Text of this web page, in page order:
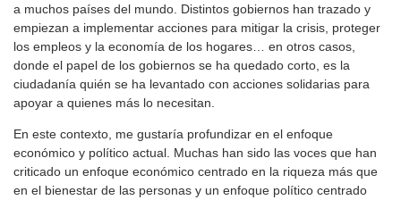
a muchos países del mundo. Distintos gobiernos han trazado y
empiezan a implementar acciones para mitigar la crisis, proteger
los empleos y la economía de los hogares… en otros casos,
donde el papel de los gobiernos se ha quedado corto, es la
ciudadanía quién se ha levantado con acciones solidarias para
apoyar a quienes más lo necesitan.
En este contexto, me gustaría profundizar en el enfoque
económico y político actual. Muchas han sido las voces que han
criticado un enfoque económico centrado en la riqueza más que
en el bienestar de las personas y un enfoque político centrado